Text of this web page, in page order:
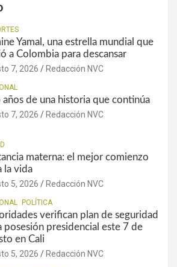
Yamal, una estrella mundial que
a Colombia para descansar
7, 2026 Redacción NVC
años de una historia que continúa
7, 2026 Redacción NVC
materna: el mejor comienzo
la vida
5, 2026 Redacción NVC
POLÍTICA
verifican plan de seguridad
posesión presidencial este 7 de
en Cali
5, 2026 Redacción NVC